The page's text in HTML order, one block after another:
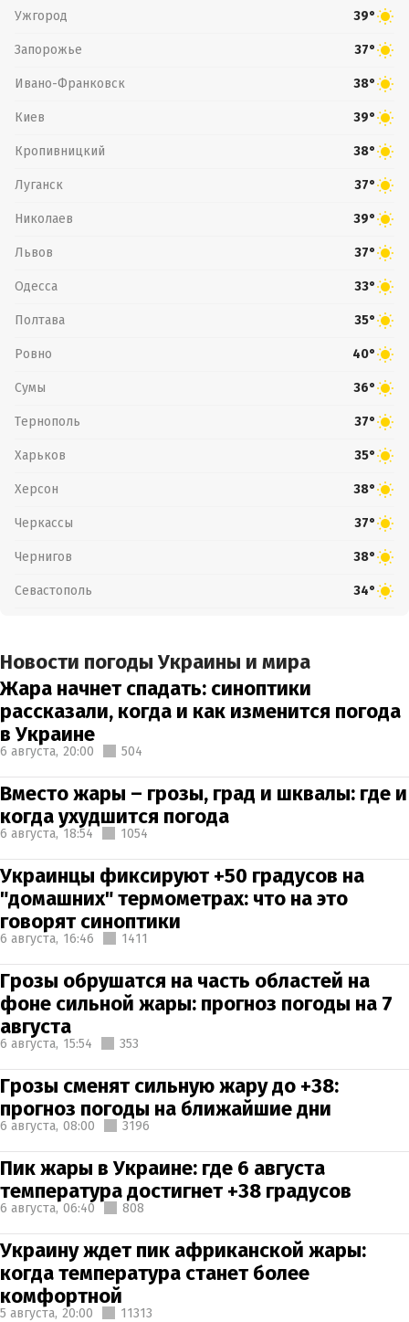
Ужгород 39°
Запорожье 37°
Ивано-Франковск 38°
Киев 39°
Кропивницкий 38°
Луганск 37°
Николаев 39°
Львов 37°
Одесса 33°
Полтава 35°
Ровно 40°
Сумы 36°
Тернополь 37°
Харьков 35°
Херсон 38°
Черкассы 37°
Чернигов 38°
Севастополь 34°
Новости погоды Украины и мира
Жара начнет спадать: синоптики
рассказали, когда и как изменится погода
в Украине
6 августа, 20:00 504
Вместо жары – грозы, град и шквалы: где и
когда ухудшится погода
6 августа, 18:54 1054
Украинцы фиксируют +50 градусов на
"домашних" термометрах: что на это
говорят синоптики
6 августа, 16:46 1411
Грозы обрушатся на часть областей на
фоне сильной жары: прогноз погоды на 7
августа
6 августа, 15:54 353
Грозы сменят сильную жару до +38:
прогноз погоды на ближайшие дни
6 августа, 08:00 3196
Пик жары в Украине: где 6 августа
температура достигнет +38 градусов
6 августа, 06:40 808
Украину ждет пик африканской жары:
когда температура станет более
комфортной
5 августа, 20:00 11313